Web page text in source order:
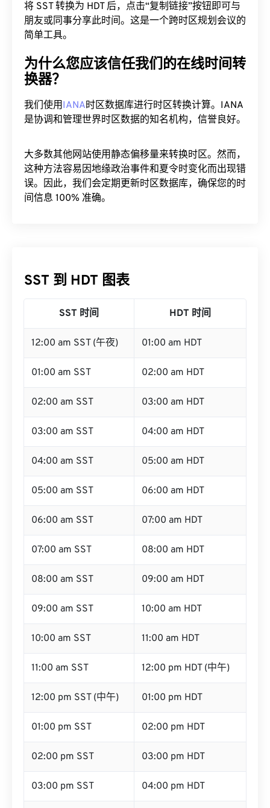
将 SST 转换为 HDT 后，点击“复制链接”按钮即可与
朋友或同事分享此时间。这是一个跨时区规划会议的
简单工具。
为什么您应该信任我们的在线时间转
换器？
我们使用IANA时区数据库进行时区转换计算。IANA
是协调和管理世界时区数据的知名机构，信誉良好。
大多数其他网站使用静态偏移量来转换时区。然而，
这种方法容易因地缘政治事件和夏令时变化而出现错
误。因此，我们会定期更新时区数据库，确保您的时
间信息 100% 准确。
SST 到 HDT 图表
SST 时间 HDT 时间
12:00 am SST (午夜) 01:00 am HDT
01:00 am SST 02:00 am HDT
02:00 am SST 03:00 am HDT
03:00 am SST 04:00 am HDT
04:00 am SST 05:00 am HDT
05:00 am SST 06:00 am HDT
06:00 am SST 07:00 am HDT
07:00 am SST 08:00 am HDT
08:00 am SST 09:00 am HDT
09:00 am SST 10:00 am HDT
10:00 am SST 11:00 am HDT
11:00 am SST 12:00 pm HDT (中午)
12:00 pm SST (中午) 01:00 pm HDT
01:00 pm SST 02:00 pm HDT
02:00 pm SST 03:00 pm HDT
03:00 pm SST 04:00 pm HDT